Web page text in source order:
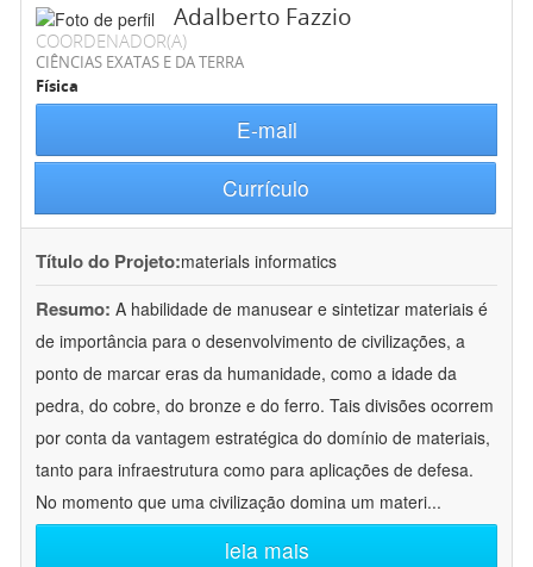
Adalberto Fazzio
COORDENADOR(A)
CIÊNCIAS EXATAS E DA TERRA
Física
E-mail
Currículo
Título do Projeto:materials informatics
Resumo: A habilidade de manusear e sintetizar materiais é
de importância para o desenvolvimento de civilizações, a
ponto de marcar eras da humanidade, como a idade da
pedra, do cobre, do bronze e do ferro. Tais divisões ocorrem
por conta da vantagem estratégica do domínio de materiais,
tanto para infraestrutura como para aplicações de defesa.
No momento que uma civilização domina um materi...
leia mais